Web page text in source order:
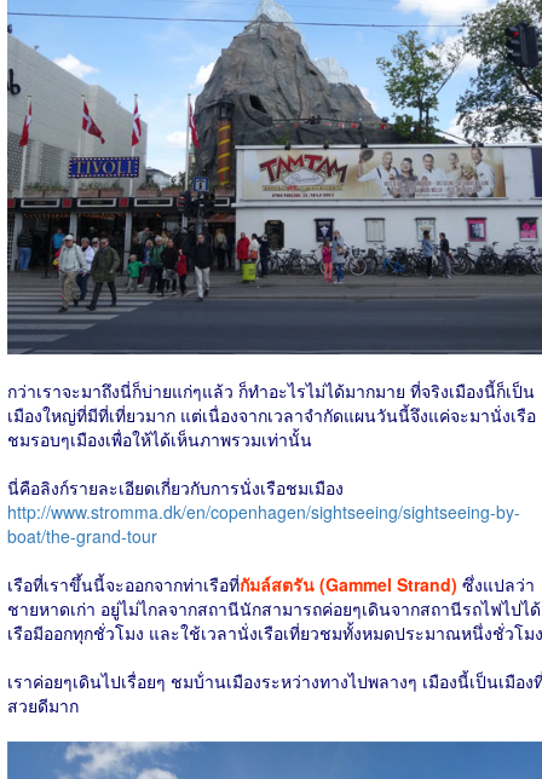
กว่าเราจะมาถึงนี่ก็บ่ายแก่ๆแล้ว ก็ทำอะไรไม่ได้มากมาย ที่จริงเมืองนี้ก็เป็น
เมืองใหญ่ที่มีที่เที่ยวมาก แต่เนื่องจากเวลาจำกัดแผนวันนี้จึงแค่จะมานั่งเรือ
ชมรอบๆเมืองเพื่อให้ได้เห็นภาพรวมเท่านั้น
นี่คือลิงก์รายละเอียดเกี่ยวกับการนั่งเรือชมเมือง
http://www.stromma.dk/en/copenhagen/sightseeing/sightseeing-by-
boat/the-grand-tour
เรือที่เราขึ้นนี้จะออกจากท่าเรือที่กัมล์สตรัน (Gammel Strand) ซึ่งแปลว่า
ชายหาดเก่า อยู่ไม่ไกลจากสถานีนักสามารถค่อยๆเดินจากสถานีรถไฟไปได้
เรือมีออกทุกชั่วโมง และใช้เวลานั่งเรือเที่ยวชมทั้งหมดประมาณหนึ่งชั่วโมง
เราค่อยๆเดินไปเรื่อยๆ ชมบ้่านเมืองระหว่างทางไปพลางๆ เมืองนี้เป็นเมือง
สวยดีมาก